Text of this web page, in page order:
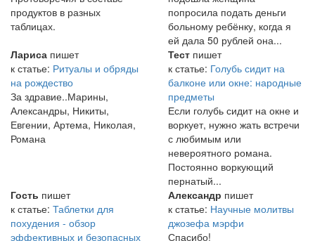
продуктов в разных
таблицах.
попросила подать деньги
больному ребёнку, когда я
ей дала 50 рублей она...
Лариса пишет
к статье: Ритуалы и обряды
на рождество
За здравие..Марины,
Александры, Никиты,
Евгении, Артема, Николая,
Романа
Тест пишет
к статье: Голубь сидит на
балконе или окне: народные
предметы
Если голубь сидит на окне и
воркует, нужно жать встречи
с любимым или
невероятного романа.
Постоянно воркующий
пернатый...
Гость пишет
к статье: Таблетки для
похудения - обзор
эффективных и безопасных
Александр пишет
к статье: Научные молитвы
джозефа мэрфи
Спасибо!